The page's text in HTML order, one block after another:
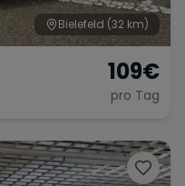
Bielefeld (32 km)
109€
pro Tag